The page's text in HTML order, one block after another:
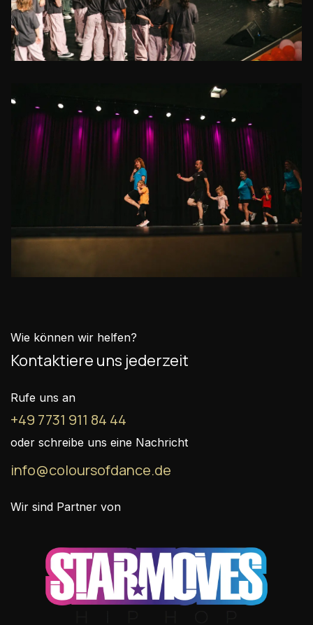
Rufe uns an
+49 7731 911 84 44
oder schreibe uns eine Nachricht
info@coloursofdance.de
Wie können wir helfen?
Kontaktiere uns jederzeit
Wir sind Partner von